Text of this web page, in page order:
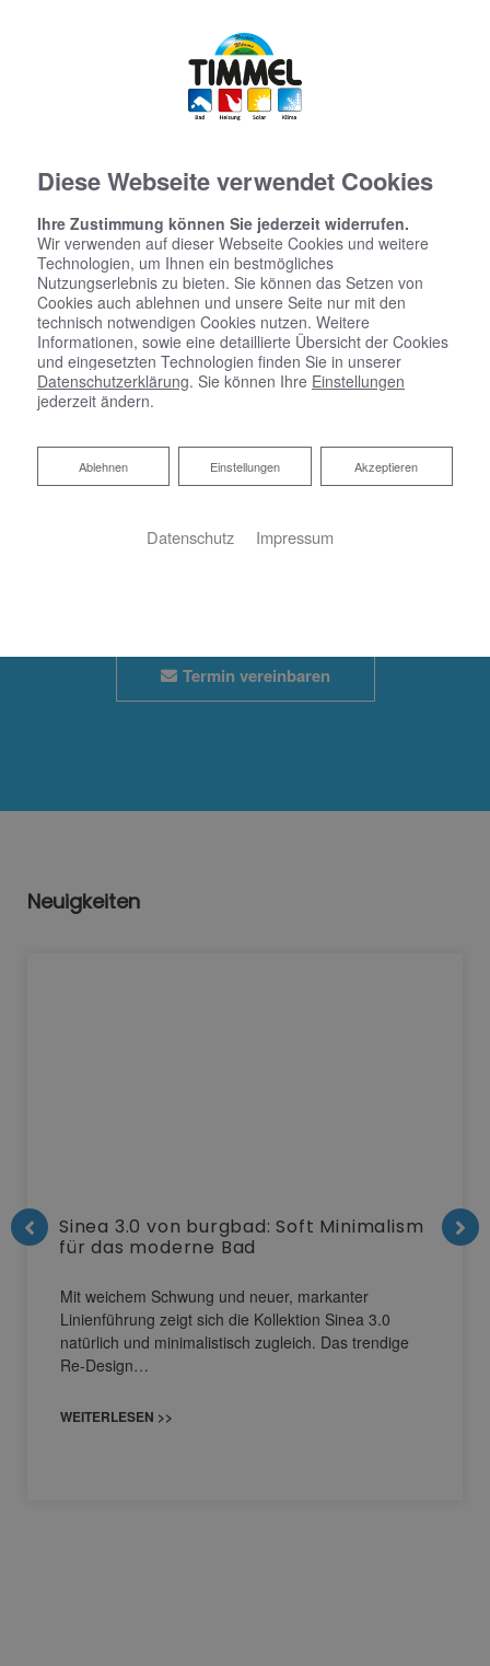
Termin vereinbaren
Neuigkeiten
Sinea 3.0 von burgbad: Soft Minimalism
für das moderne Bad
Mit weichem Schwung und neuer, markanter
Linienführung zeigt sich die Kollektion Sinea 3.0
natürlich und minimalistisch zugleich. Das trendige
Re-Design…
WEITERLESEN >>
Diese Webseite verwendet Cookies
Ihre Zustimmung können Sie jederzeit widerrufen.
Wir verwenden auf dieser Webseite Cookies und weitere
Technologien, um Ihnen ein bestmögliches
Nutzungserlebnis zu bieten. Sie können das Setzen von
Cookies auch ablehnen und unsere Seite nur mit den
technisch notwendigen Cookies nutzen. Weitere
Informationen, sowie eine detaillierte Übersicht der Cookies
und eingesetzten Technologien finden Sie in unserer
Datenschutzerklärung. Sie können Ihre Einstellungen
jederzeit ändern.
Akzeptieren
Einstellungen
Ablehnen
Ablehnen
Datenschutz Impressum